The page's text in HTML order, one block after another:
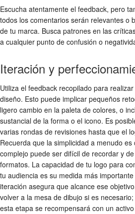
Escucha atentamente el feedback, pero
todos los comentarios serán relevantes o
de tu marca. Busca patrones en las
a cualquier punto de confusión o
Iteración y
Utiliza el feedback recopilado para
diseño. Esto puede implicar pequeños
ligero cambio en la paleta de colores, o
sustancial de la forma o el icono. Es
varias rondas de revisiones hasta que el
Recuerda que la simplicidad a menudo
complejo puede ser difícil de recordar y
formatos. La capacidad de tu logo para
tu audiencia es su medida más
iteración asegura que alcance ese
volver a la mesa de dibujo si es
esta etapa se recompensará con un